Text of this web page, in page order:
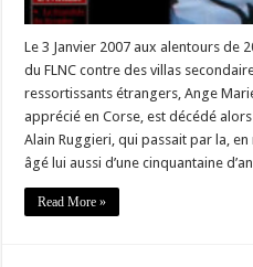
Le 3 Janvier 2007 aux alentours de
du FLNC contre des villas
ressortissants étrangers, Ange
apprécié en Corse, est décédé
Alain Ruggieri, qui passait par la,
âgé lui aussi d’une cinquantaine
Read More »